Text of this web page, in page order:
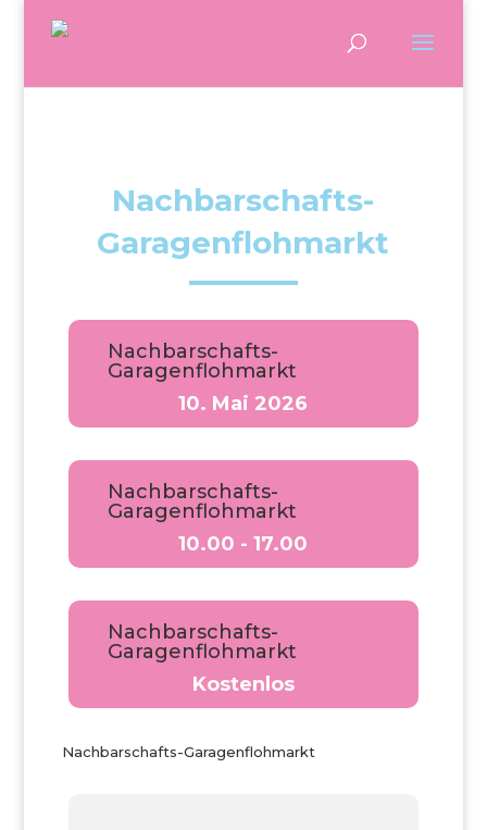
Nachbarschafts-
Garagenflohmarkt
Nachbarschafts-
Garagenflohmarkt
10. Mai 2026
Nachbarschafts-
Garagenflohmarkt
10.00 - 17.00
Nachbarschafts-
Garagenflohmarkt
Kostenlos
Nachbarschafts-Garagenflohmarkt